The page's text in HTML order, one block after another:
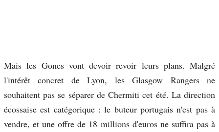
Mais les Gones vont devoir revoir leurs plans. Malgré
l'intérêt concret de Lyon, les Glasgow Rangers ne
souhaitent pas se séparer de Chermiti cet été. La direction
écossaise est catégorique : le buteur portugais n'est pas à
vendre, et une offre de 18 millions d'euros ne suffira pas à